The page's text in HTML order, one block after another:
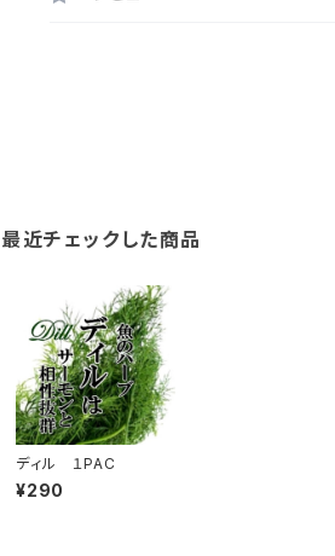
最近チェックした商品
ディル １PAC
¥290